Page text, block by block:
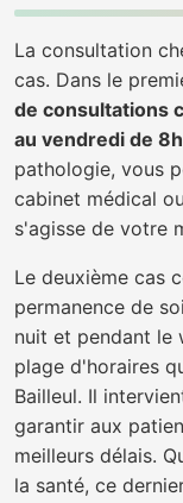
La consultation
cas. Dans le
de consultations
au vendredi de
pathologie, vous
cabinet médical
s'agisse de votre
Le deuxième cas
permanence de
nuit et pendant le
plage d'horaires
Bailleul. Il
garantir aux
meilleurs délais.
la santé, ce